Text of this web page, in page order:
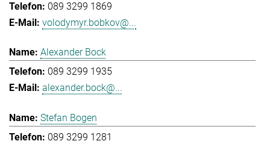
089 3299 1869
volodymyr.bobkov@...
Alexander Bock
089 3299 1935
alexander.bock@...
Stefan Bogen
089 3299 1281